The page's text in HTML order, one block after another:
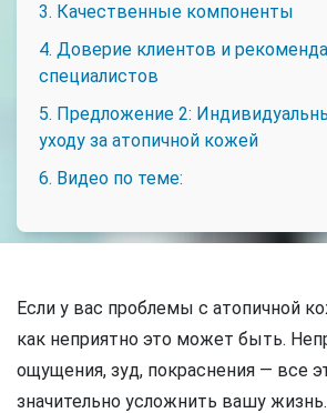
3. Качественные компоненты
4. Доверие клиентов и
специалистов
5. Предложение 2:
уходу за атопичной кожей
6. Видео по теме:
Если у вас проблемы с атопичной
как неприятно это может быть.
ощущения, зуд, покраснения — все
значительно усложнить вашу